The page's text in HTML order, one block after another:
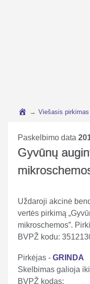
→ Viešasis pirkimas
Paskelbimo data
Gyvūnų
Uždaroji akcinė
vertės pirkimą
mikroschemos”.
BVPŽ kodu:
Pirkėjas - GRINDA
Skelbimas galioja
BVPŽ kodas: